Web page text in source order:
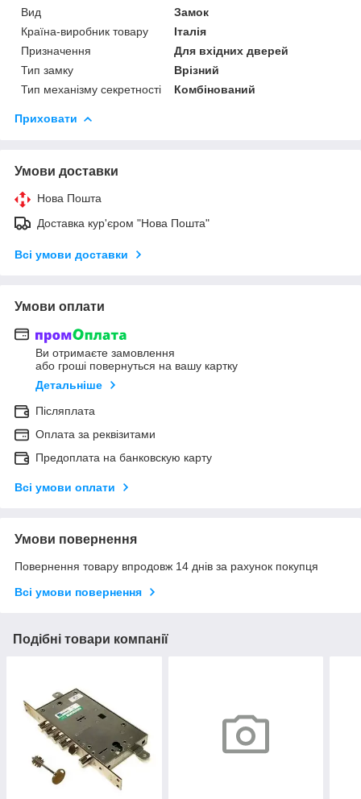
Вид
Замок
Країна-виробник товару
Італія
Призначення
Для вхідних дверей
Тип замку
Врізний
Тип механізму секретності
Комбінований
Приховати
Умови доставки
Нова Пошта
Доставка кур'єром "Нова Пошта"
Всі умови доставки
Умови оплати
Ви отримаєте замовлення
або гроші повернуться на вашу картку
Детальніше
Післяплата
Оплата за реквізитами
Предоплата на банковскую карту
Всі умови оплати
Умови повернення
Повернення товару впродовж 14 днів за рахунок покупця
Всі умови повернення
Подібні товари компанії